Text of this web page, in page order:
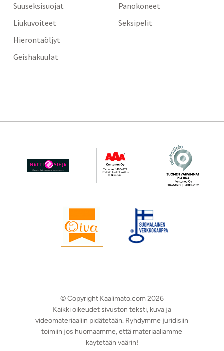
Suuseksisuojat
Liukuvoiteet
Hierontaöljyt
Geishakuulat
Panokoneet
Seksipelit
© Copyright Kaalimato.com 2026
Kaikki oikeudet sivuston teksti, kuva ja
videomateriaaliin pidätetään. Ryhdymme juridisiin
toimiin jos huomaamme, että materiaaliamme
käytetään väärin!